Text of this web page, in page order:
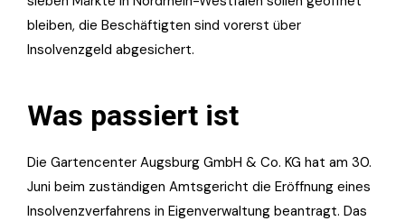
bleiben, die Beschäftigten sind vorerst über
Insolvenzgeld abgesichert.
Was passiert ist
Die Gartencenter Augsburg GmbH & Co. KG hat am 30.
Juni beim zuständigen Amtsgericht die Eröffnung eines
Insolvenzverfahrens in Eigenverwaltung beantragt. Das